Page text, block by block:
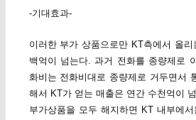
-기대효과-
이러한 부가 상품으로만 KT측에서 올
백억이 넘는다. 과거 전화를 종량제로
화비는 전화비대로 종량제로 거두면서
해서 KT가 얻는 매출은 연간 수천억이
부가상품을 모두 해지하면 KT 내부에